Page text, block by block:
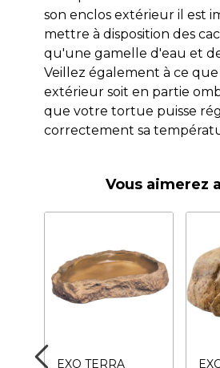
son enclos extérieur il est
mettre à disposition des
qu'une gamelle d'eau et
Veillez également à ce
extérieur soit en partie
que votre tortue puisse
correctement sa
Vous aimerez
EXO TERRA